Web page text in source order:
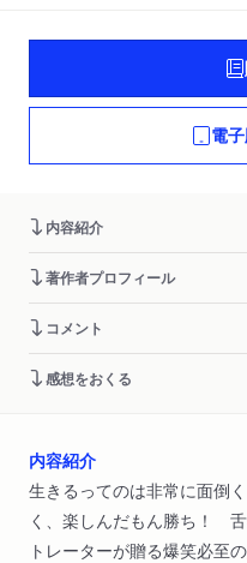
電
内容紹介
著作者プロフィール
コメント
感想をおくる
内容紹介
生きるってのは非常に面倒
く、楽しんだもん勝ち！
トレーターが贈る爆笑必至の